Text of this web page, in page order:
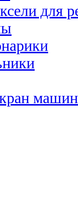
для